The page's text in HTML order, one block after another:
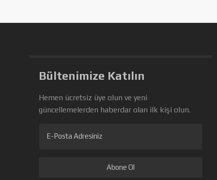
Bültenimize Katılın
Hemen ücretsiz üye olun ve yeni
güncellemelerden haberdar olan ilk kişi olun.
E-Posta Adresiniz